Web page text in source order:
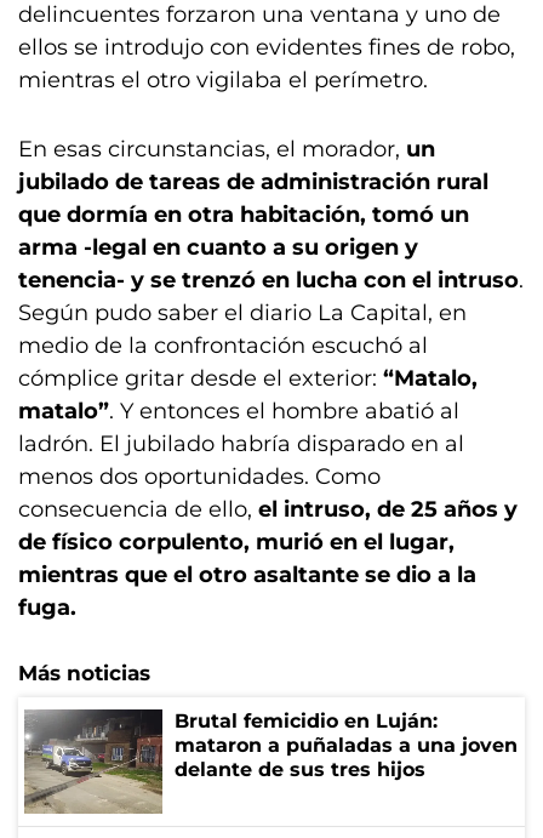
delincuentes forzaron una ventana y uno de
ellos se introdujo con evidentes fines de robo,
mientras el otro vigilaba el perímetro.
En esas circunstancias, el morador, un
jubilado de tareas de administración rural
que dormía en otra habitación, tomó un
arma -legal en cuanto a su origen y
tenencia- y se trenzó en lucha con el intruso.
Según pudo saber el diario La Capital, en
medio de la confrontación escuchó al
cómplice gritar desde el exterior: “Matalo,
matalo”. Y entonces el hombre abatió al
ladrón. El jubilado habría disparado en al
menos dos oportunidades. Como
consecuencia de ello, el intruso, de 25 años y
de físico corpulento, murió en el lugar,
mientras que el otro asaltante se dio a la
fuga.
Más noticias
Brutal femicidio en Luján:
mataron a puñaladas a una joven
delante de sus tres hijos